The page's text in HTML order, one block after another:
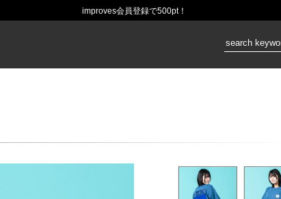
improves会員登録で500pt！